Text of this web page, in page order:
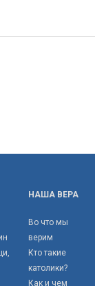
НАША ВЕРА
Во что мы
верим
Кто такие
католики?
Как и чем